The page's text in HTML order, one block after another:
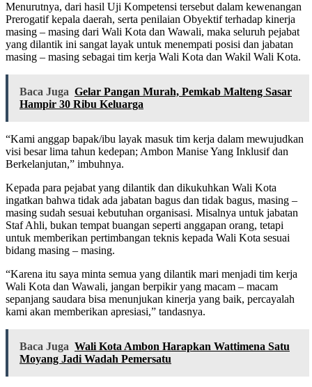
Menurutnya, dari hasil Uji Kompetensi tersebut dalam kewenangan
Prerogatif kepala daerah, serta penilaian Obyektif terhadap kinerja
masing – masing dari Wali Kota dan Wawali, maka seluruh pejabat
yang dilantik ini sangat layak untuk menempati posisi dan jabatan
masing – masing sebagai tim kerja Wali Kota dan Wakil Wali Kota.
Baca Juga Gelar Pangan Murah, Pemkab Malteng Sasar
Hampir 30 Ribu Keluarga
“Kami anggap bapak/ibu layak masuk tim kerja dalam mewujudkan
visi besar lima tahun kedepan; Ambon Manise Yang Inklusif dan
Berkelanjutan,” imbuhnya.
Kepada para pejabat yang dilantik dan dikukuhkan Wali Kota
ingatkan bahwa tidak ada jabatan bagus dan tidak bagus, masing –
masing sudah sesuai kebutuhan organisasi. Misalnya untuk jabatan
Staf Ahli, bukan tempat buangan seperti anggapan orang, tetapi
untuk memberikan pertimbangan teknis kepada Wali Kota sesuai
bidang masing – masing.
“Karena itu saya minta semua yang dilantik mari menjadi tim kerja
Wali Kota dan Wawali, jangan berpikir yang macam – macam
sepanjang saudara bisa menunjukan kinerja yang baik, percayalah
kami akan memberikan apresiasi,” tandasnya.
Baca Juga Wali Kota Ambon Harapkan Wattimena Satu
Moyang Jadi Wadah Pemersatu